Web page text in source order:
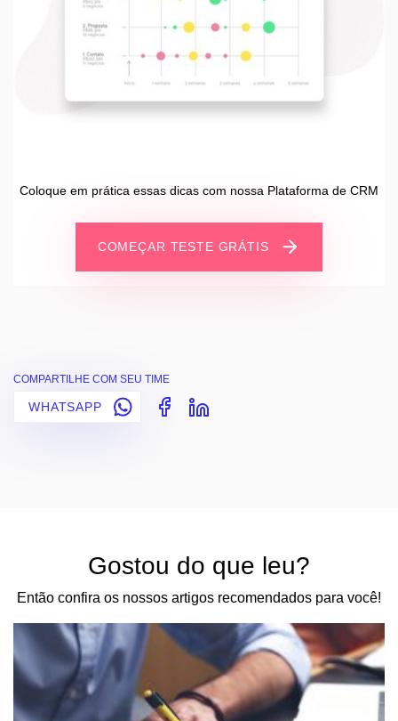
Coloque em prática essas dicas com nossa Plataforma de CRM
COMEÇAR TESTE GRÁTIS
COMPARTILHE COM SEU TIME
WHATSAPP
Gostou do que leu?
Então confira os nossos artigos recomendados para você!